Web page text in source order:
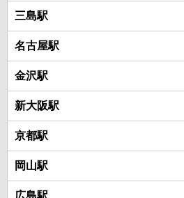
三島駅
名古屋駅
金沢駅
新大阪駅
京都駅
岡山駅